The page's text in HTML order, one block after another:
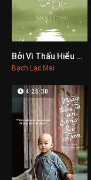
0
Bởi Vì Thấu Hiểu Cho Nên Từ Bi
Bạch Lạc Mai
4:25:30